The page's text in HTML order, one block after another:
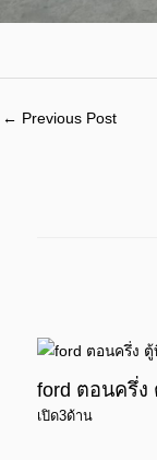
← Previous Post
ford ตอนครึ่ง
เปิด3ด้าน